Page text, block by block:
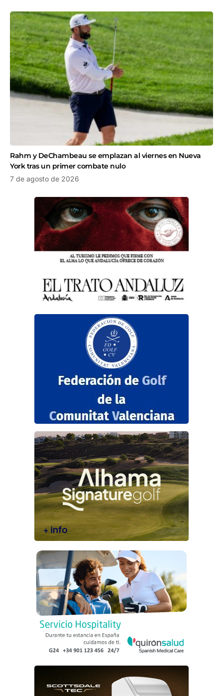
Rahm y DeChambeau se emplazan al viernes en Nueva
York tras un primer combate nulo
7 de agosto de 2026